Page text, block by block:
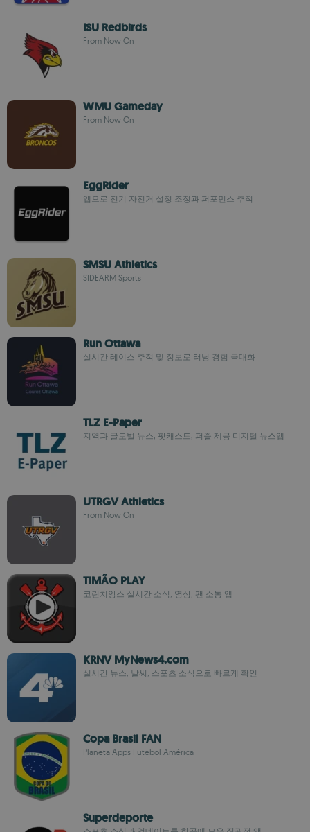
ISU Redbirds
From Now On
WMU Gameday
From Now On
EggRider
앱으로 전기 자전거 설정 조정과 퍼포먼스 추적
SMSU Athletics
SIDEARM Sports
Run Ottawa
실시간 레이스 추적 및 정보로 러닝 경험 극대화
TLZ E-Paper
지역과 글로벌 뉴스, 팟캐스트, 퍼즐 제공 디지털 뉴스앱
UTRGV Athletics
From Now On
TIMÃO PLAY
코린치앙스 실시간 소식, 영상, 팬 소통 앱
KRNV MyNews4.com
실시간 뉴스, 날씨, 스포츠 소식으로 빠르게 확인
Copa Brasil FAN
Planeta Apps Futebol América
Superdeporte